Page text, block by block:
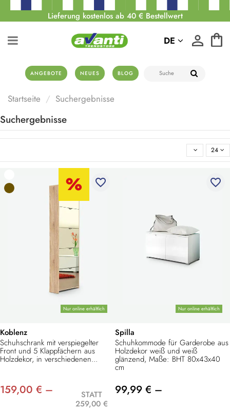
Lieferung kostenlos ab 40 € Bestellwert
ANGEBOTE NEUES BLOG
DE
Startseite Suchergebnisse
Suchergebnisse
24
Nur online erhältlich
favorite_border
Koblenz
Schuhschrank mit verspiegelter
Front und 5 Klappfächern aus
Holzdekor, in verschiedenen...
159,00 € –
STATT
259,00 €
Nur online erhältlich
favorite_border
Spilla
Schuhkommode für Garderobe aus
Holzdekor weiß und weiß
glänzend, Maße: BHT 80x43x40
cm
99,99 € –